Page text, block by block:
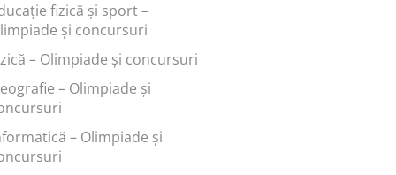
fizică şi sport –
și concursuri
– Olimpiade și concursuri
– Olimpiade și
– Olimpiade și